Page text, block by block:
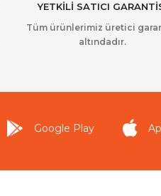
YETKİLİ SATICI
Tüm ürünlerimiz üretici
altındadır.
Google Play